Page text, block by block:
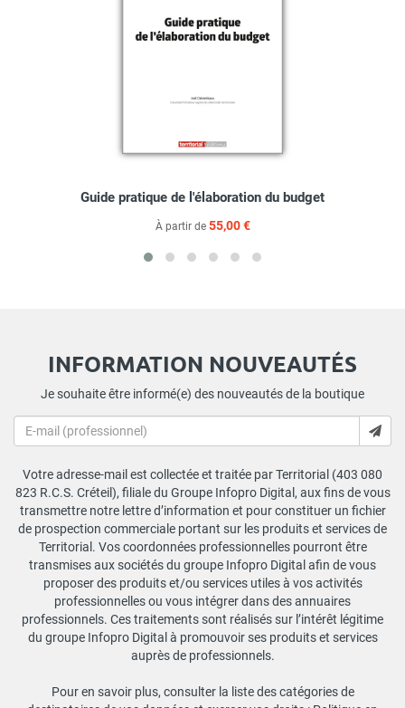
Guide pratique de l'élaboration du budget
À partir de 55,00 €
INFORMATION NOUVEAUTÉS
Je souhaite être informé(e) des nouveautés de la boutique
Votre adresse-mail est collectée et traitée par Territorial (403 080
823 R.C.S. Créteil), filiale du Groupe Infopro Digital, aux fins de vous
transmettre notre lettre d’information et pour constituer un fichier
de prospection commerciale portant sur les produits et services de
Territorial. Vos coordonnées professionnelles pourront être
transmises aux sociétés du groupe Infopro Digital afin de vous
proposer des produits et/ou services utiles à vos activités
professionnelles ou vous intégrer dans des annuaires
professionnels. Ces traitements sont réalisés sur l’intérêt légitime
du groupe Infopro Digital à promouvoir ses produits et services
auprès de professionnels.
Pour en savoir plus, consulter la liste des catégories de